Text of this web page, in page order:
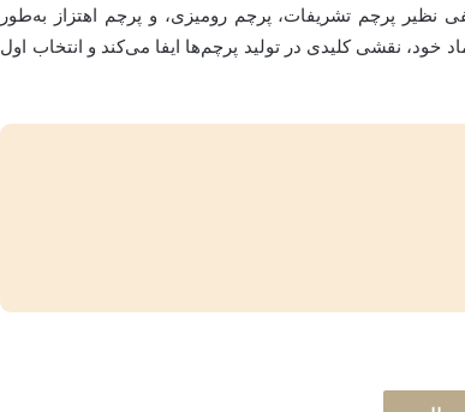
پرچم تشریفات، پرچم رومیزی، و پرچم اهتزاز به‌طور
خود، نقشی کلیدی در تولید پرچم‌ها ایفا می‌کند و انتخاب اول